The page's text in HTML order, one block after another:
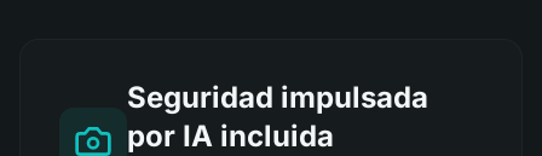
Seguridad impulsada
por IA incluida